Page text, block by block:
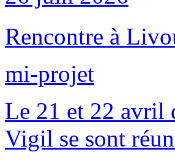
Rencontre à
mi-projet
Le 21 et 22 avril
Vigil se sont